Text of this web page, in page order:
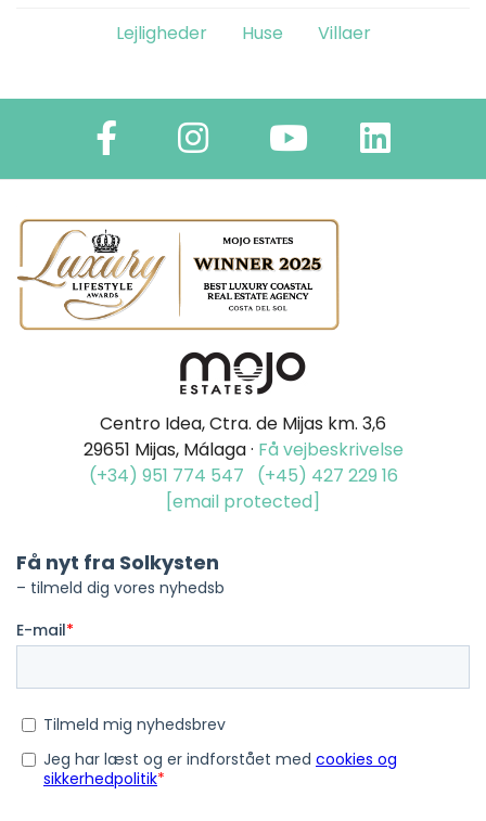
Lejligheder
Huse Villaer
Centro Idea, Ctra. de Mijas km. 3,6
29651 Mijas, Málaga · Få vejbeskrivelse
(+34) 951 774 547
(+45) 427 229 16
[email protected]